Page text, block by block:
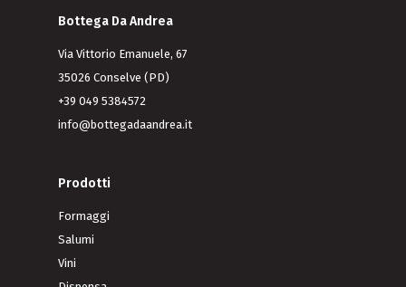
Bottega Da Andrea
Via Vittorio Emanuele, 67
35026 Conselve (PD)
+39 049 5384572
info@bottegadaandrea.it
Prodotti
Formaggi
Salumi
Vini